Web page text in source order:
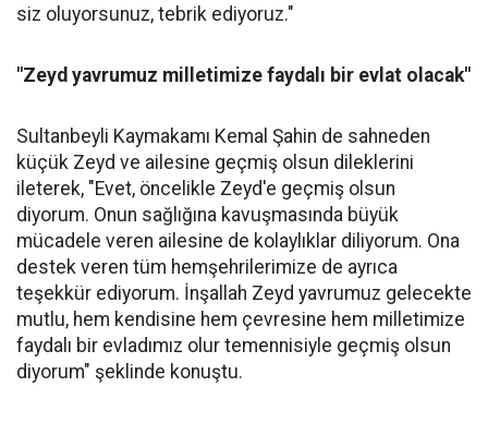
siz oluyorsunuz, tebrik ediyoruz."
"Zeyd yavrumuz milletimize faydalı bir evlat olacak"
Sultanbeyli Kaymakamı Kemal Şahin de sahneden
küçük Zeyd ve ailesine geçmiş olsun dileklerini
ileterek, "Evet, öncelikle Zeyd'e geçmiş olsun
diyorum. Onun sağlığına kavuşmasında büyük
mücadele veren ailesine de kolaylıklar diliyorum. Ona
destek veren tüm hemşehrilerimize de ayrıca
teşekkür ediyorum. İnşallah Zeyd yavrumuz gelecekte
mutlu, hem kendisine hem çevresine hem milletimize
faydalı bir evladımız olur temennisiyle geçmiş olsun
diyorum" şeklinde konuştu.